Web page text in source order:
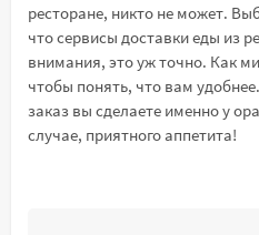
ресторане, никто не может.
что сервисы доставки еды из
внимания, это уж точно. Как
чтобы понять, что вам
заказ вы сделаете именно у
случае, приятного аппетита!